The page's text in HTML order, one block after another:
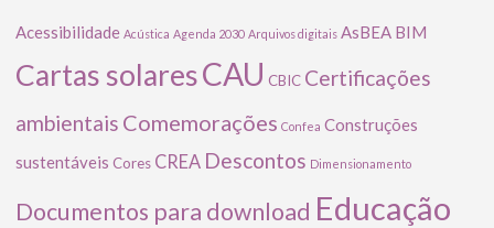
Acessibilidade Acústica Agenda 2030 Arquivos digitais AsBEA BIM
Cartas solaresCAU CBIC Certificações
ambientais Comemorações Confea Construções
sustentáveis Cores CREA Descontos Dimensionamento
Documentos para download Educação